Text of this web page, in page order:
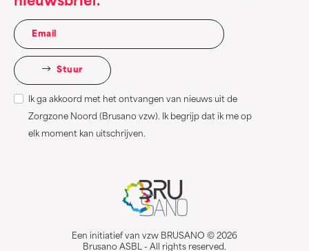
Stuur
Ik ga akkoord met het ontvangen van nieuws uit de
Zorgzone Noord (Brusano vzw). Ik begrijp dat ik me op
elk moment kan uitschrijven.
Een initiatief van vzw BRUSANO © 2026
Brusano ASBL - All rights reserved.